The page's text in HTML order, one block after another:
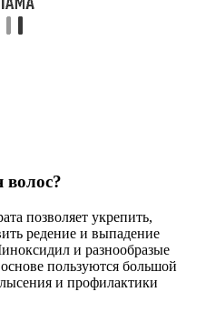
волос?
позволяет укрепить,
редение и выпадение
и разнообразые
пользуются большой
и профилактики